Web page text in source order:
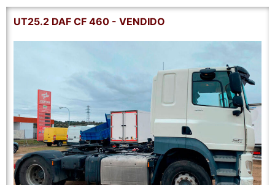
UT25.2 DAF CF 460 - VENDIDO